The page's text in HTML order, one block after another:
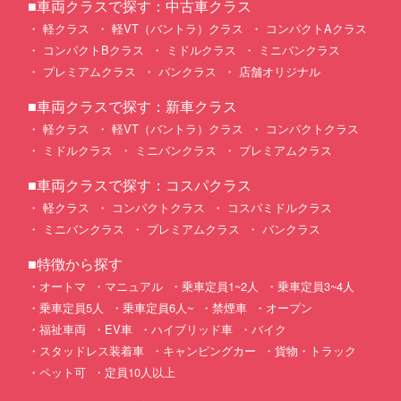
■車両クラスで探す：中古車クラス
軽クラス 軽VT（バントラ）クラス
コンパクトAクラス
コンパクトBクラス
ミドルクラス
ミニバンクラス
プレミアムクラス
バンクラス 店舗オリジナル
■車両クラスで探す：新車クラス
軽クラス 軽VT（バントラ）クラス
コンパクトクラス
ミドルクラス
ミニバンクラス プレミアムクラス
■車両クラスで探す：コスパクラス
軽クラス コンパクトクラス
コスパミドルクラス
ミニバンクラス
プレミアムクラス バンクラス
■特徴から探す
オートマ マニュアル 乗車定員1~2人
乗車定員3~4人
乗車定員5人
乗車定員6人~ 禁煙車
オープン
福祉車両
EV車 ハイブリッド車
バイク
スタッドレス装着車
キャンピングカー
貨物・トラック
ペット可
定員10人以上